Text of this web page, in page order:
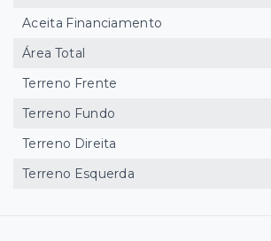
Aceita Financiamento
Área Total
Terreno Frente
Terreno Fundo
Terreno Direita
Terreno Esquerda